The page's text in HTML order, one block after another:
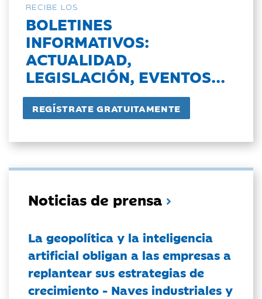
RECIBE LOS
BOLETINES
INFORMATIVOS:
ACTUALIDAD,
LEGISLACIÓN, EVENTOS...
Noticias de prensa
La geopolítica y la inteligencia
artificial obligan a las empresas a
replantear sus estrategias de
crecimiento - Naves industriales y